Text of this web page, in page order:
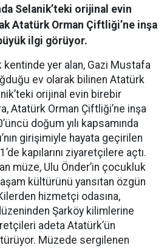
Selanik’teki orijinal evin
Atatürk Orman Çiftliği’ne inşa
ilgi görüyor.
kentinde yer alan, Gazi Mustafa
ev olarak bilinen Atatürk
orijinal evin birebir
Atatürk Orman Çiftliği’ne inşa
doğum yılı kapsamında
girişimiyle hayata geçirilen
kapılarını ziyaretçilere açtı.
müze, Ulu Önder’in çocukluk
kültürünü yansıtan özgün
hizmetçi odasına,
Şarköy kilimlerine
adeta Atatürk’ün
Müzede sergilenen